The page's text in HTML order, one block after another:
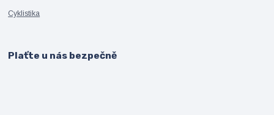
Cyklistika
Plaťte u nás bezpečně